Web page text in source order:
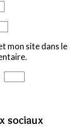
mon site dans le
sociaux